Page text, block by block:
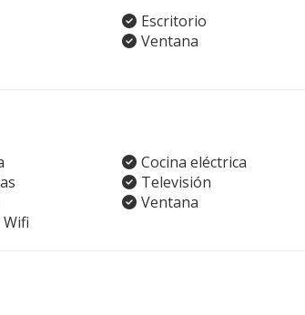
Escritorio
Ventana
Cocina eléctrica
Televisión
Ventana